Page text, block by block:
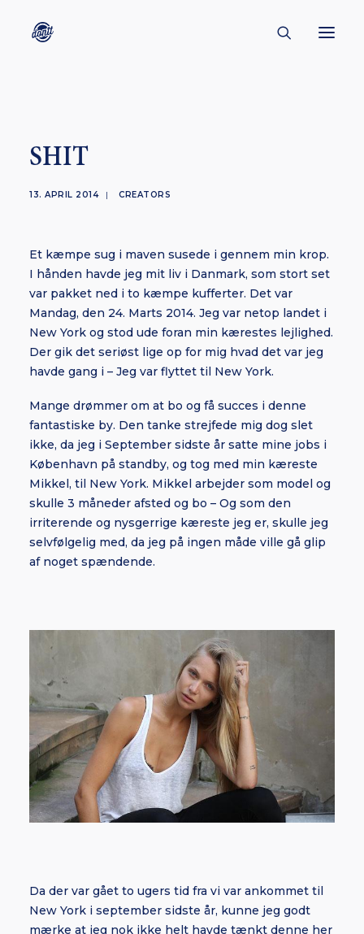
ENGLISH
CREATORS
INSPIRATION
SUBSCRIBE
SHIT
13. APRIL 2014 | CREATORS
Et kæmpe sug i maven susede i gennem min krop.
I hånden havde jeg mit liv i Danmark, som stort set
var pakket ned i to kæmpe kufferter. Det var
Mandag, den 24. Marts 2014. Jeg var netop landet i
New York og stod ude foran min kærestes lejlighed.
Der gik det seriøst lige op for mig hvad det var jeg
havde gang i – Jeg var flyttet til New York.
Mange drømmer om at bo og få succes i denne
fantastiske by. Den tanke strejfede mig dog slet
ikke, da jeg i September sidste år satte mine jobs i
København på standby, og tog med min kæreste
Mikkel, til New York. Mikkel arbejder som model og
skulle 3 måneder afsted og bo – Og som den
irriterende og nysgerrige kæreste jeg er, skulle jeg
selvfølgelig med, da jeg på ingen måde ville gå glip
af noget spændende.
Da der var gået to ugers tid fra vi var ankommet til
New York i september sidste år, kunne jeg godt
mærke at jeg nok ikke helt havde tænkt denne her